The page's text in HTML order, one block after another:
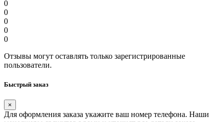
0
0
0
0
0
Отзывы могут оставлять только зарегистрированные
пользователи.
Быстрый заказ
×
Для оформления заказа укажите ваш номер телефона. Наши